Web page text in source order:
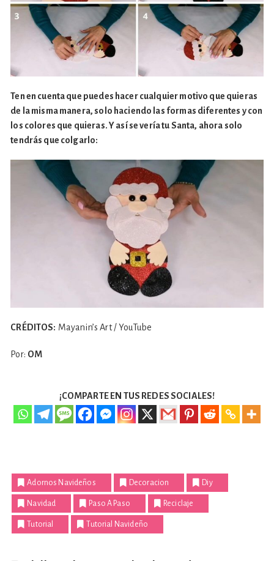
Ten en cuenta que puedes hacer cualquier motivo que quieras
de la misma manera, solo haciendo las formas diferentes y con
los colores que quieras. Y así se vería tu Santa, ahora solo
tendrás que colgarlo:
CRÉDITOS: Mayanin’s Art / YouTube
Por: OM
¡COMPARTE EN TUS REDES SOCIALES!
Adornos Navideños Decoracion Diy
Navidad Paso A Paso Reciclaje
Tutorial Tutorial Navideño